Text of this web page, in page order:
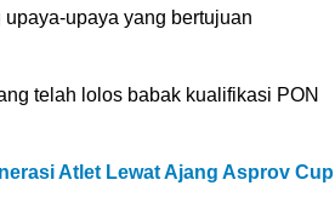
upaya yang bertujuan
telah lolos babak kualifikasi PON
Atlet Lewat Ajang Asprov Cup